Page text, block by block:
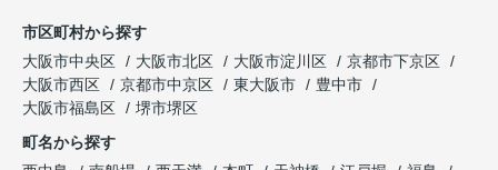
市区町村から探す
大阪市中央区
大阪市北区 大阪市淀川区
京都市下京区
大阪市西区
京都市中京区 東大阪市
豊中市
大阪市福島区
堺市堺区
町名から探す